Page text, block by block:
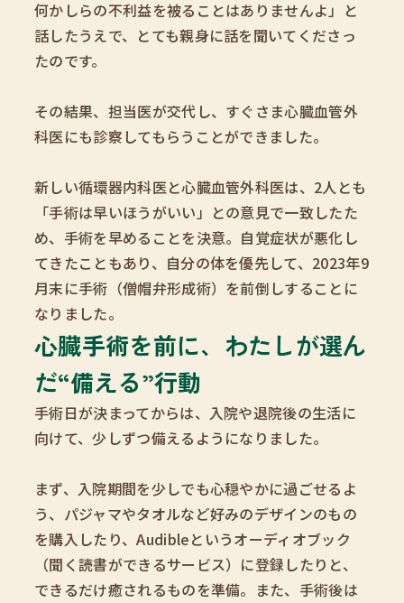
何かしらの不利益を被ることはありませんよ」と
話したうえで、とても親身に話を聞いてくださっ
たのです。
その結果、担当医が交代し、すぐさま心臓血管外
科医にも診察してもらうことができました。
新しい循環器内科医と心臓血管外科医は、2人とも
「手術は早いほうがいい」との意見で一致したた
め、手術を早めることを決意。自覚症状が悪化し
てきたこともあり、自分の体を優先して、2023年9
月末に手術（僧帽弁形成術）を前倒しすることに
なりました。
心臓手術を前に、わたしが選ん
だ“備える”行動
手術日が決まってからは、入院や退院後の生活に
向けて、少しずつ備えるようになりました。
まず、入院期間を少しでも心穏やかに過ごせるよ
う、パジャマやタオルなど好みのデザインのもの
を購入したり、Audibleというオーディオブック
（聞く読書ができるサービス）に登録したりと、
できるだけ癒されるものを準備。また、手術後は